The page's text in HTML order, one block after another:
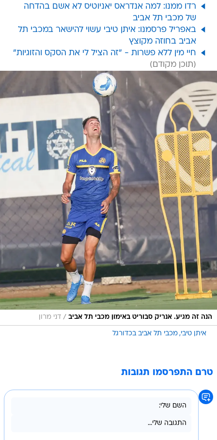
רדו ממנו: למה אנדראס יאניוטיס לא אשם בהדחה
של מכבי תל אביב
באפריל פרסמנו: איתן טיבי עשוי להישאר במכבי תל
אביב בחוזה מקוצץ
חיי מין ללא פשרות - "זה הציל לי את הסקס והזוגיות"
הנה זה מגיע. אנריק סבוריט באימון מכבי תל אביב / דני מרון
איתן טיבי מכבי תל אביב בכדורגל
טרם התפרסמו תגובות